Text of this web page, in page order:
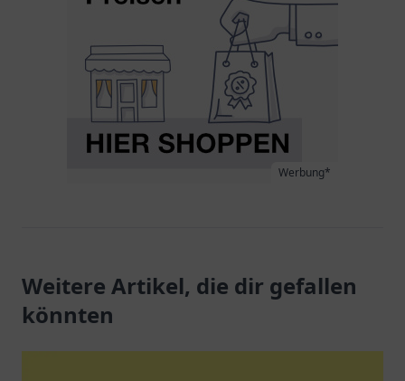
Werbung*
Weitere Artikel, die dir gefallen
könnten